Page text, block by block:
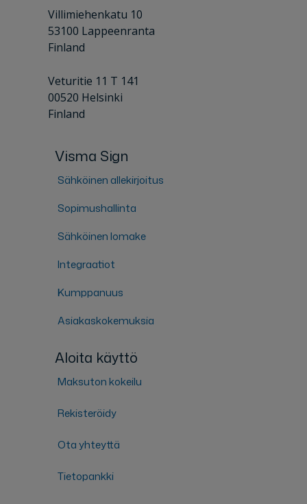
Villimiehenkatu 10
53100 Lappeenranta
Finland
Veturitie 11 T 141
00520 Helsinki
Finland
Visma Sign
Sähköinen allekirjoitus
Sopimushallinta
Sähköinen lomake
Integraatiot
Kumppanuus
Asiakaskokemuksia
Aloita käyttö
Maksuton kokeilu
Rekisteröidy
Ota yhteyttä
Tietopankki